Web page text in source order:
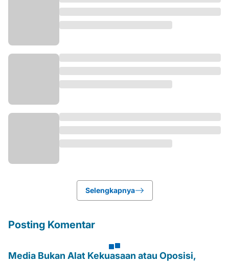
Selengkapnya
Posting Komentar
Media Bukan Alat Kekuasaan atau Oposisi,